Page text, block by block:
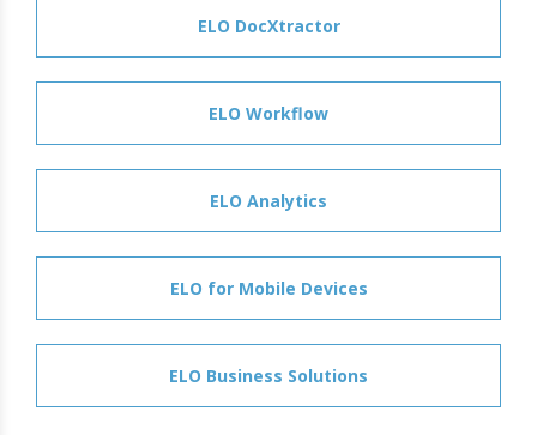
ELO DocXtractor
ELO Workflow
ELO Analytics
ELO for Mobile Devices
ELO Business Solutions